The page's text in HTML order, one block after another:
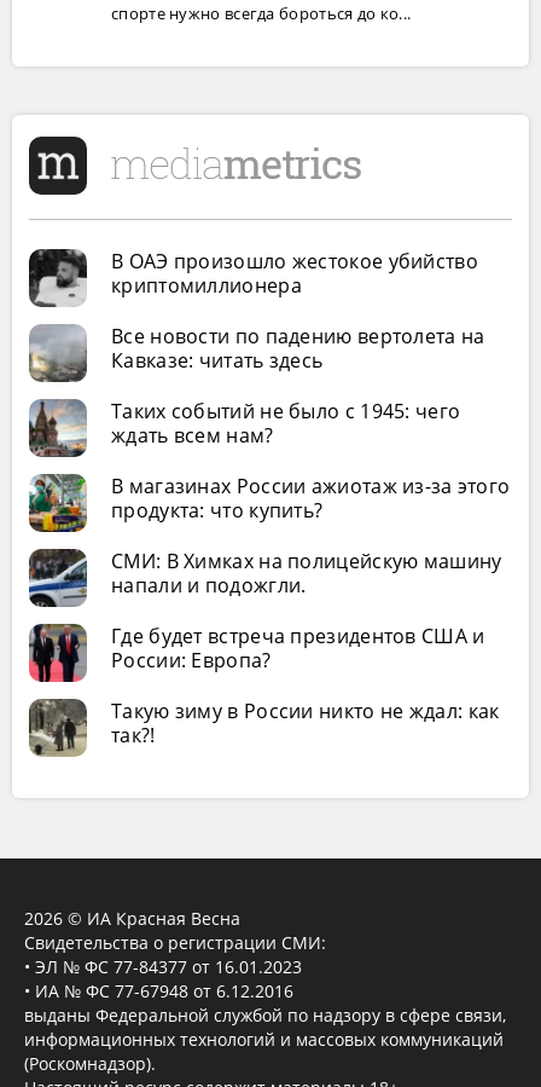
спорте нужно всегда бороться до ко...
В ОАЭ произошло жестокое убийство
криптомиллионера
Все новости по падению вертолета на
Кавказе: читать здесь
Таких событий не было с 1945: чего
ждать всем нам?
В магазинах России ажиотаж из-за этого
продукта: что купить?
СМИ: В Химках на полицейскую машину
напали и подожгли.
Где будет встреча президентов США и
России: Европа?
Такую зиму в России никто не ждал: как
так?!
2026 © ИА Красная Весна
Свидетельства о регистрации СМИ:
• ЭЛ № ФС 77-84377 от 16.01.2023
• ИА № ФС 77-67948 от 6.12.2016
выданы Федеральной службой по надзору в сфере связи,
информационных технологий и массовых коммуникаций
(Роскомнадзор).